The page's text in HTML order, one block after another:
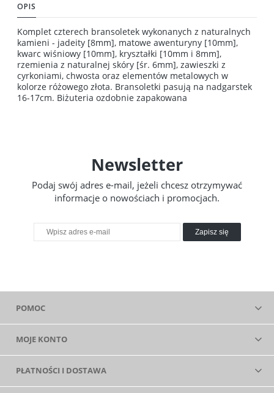
OPIS
Komplet czterech bransoletek wykonanych z naturalnych
kamieni - jadeity [8mm], matowe awenturyny [10mm],
kwarc wiśniowy [10mm], kryształki [10mm i 8mm],
rzemienia z naturalnej skóry [śr. 6mm], zawieszki z
cyrkoniami, chwosta oraz elementów metalowych w
kolorze różowego złota. Bransoletki pasują na nadgarstek
16-17cm. Biżuteria ozdobnie zapakowana
Newsletter
Podaj swój adres e-mail, jeżeli chcesz otrzymywać
informacje o nowościach i promocjach.
Zapisz się
POMOC
MOJE KONTO
PŁATNOŚCI I DOSTAWA